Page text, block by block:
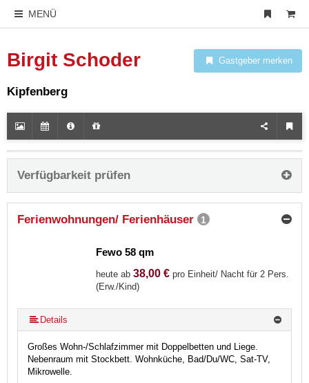
MENÜ
Birgit Schoder Gastgeber merken
Kipfenberg
Verfügbarkeit prüfen
Ferienwohnungen/ Ferienhäuser 1
Fewo 58 qm
heute ab 38,00 € pro Einheit/ Nacht für 2 Pers.
(Erw./Kind)
Details
Großes Wohn-/Schlafzimmer mit Doppelbetten und Liege.
Nebenraum mit Stockbett. Wohnküche, Bad/Du/WC, Sat-TV,
Mikrowelle.